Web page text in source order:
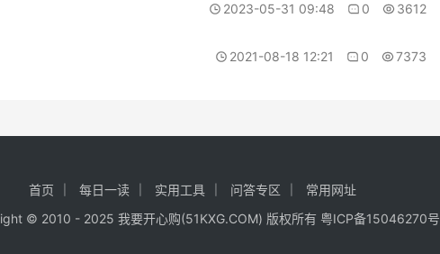
2023-05-31 09:48 0 3612
2021-08-18 12:21 0 7373
首页 每日一读 实用工具 问答专区
常用网址
© 2010 - 2025 我要开心购(51KXG.COM) 版权所有 粤ICP备15046270号